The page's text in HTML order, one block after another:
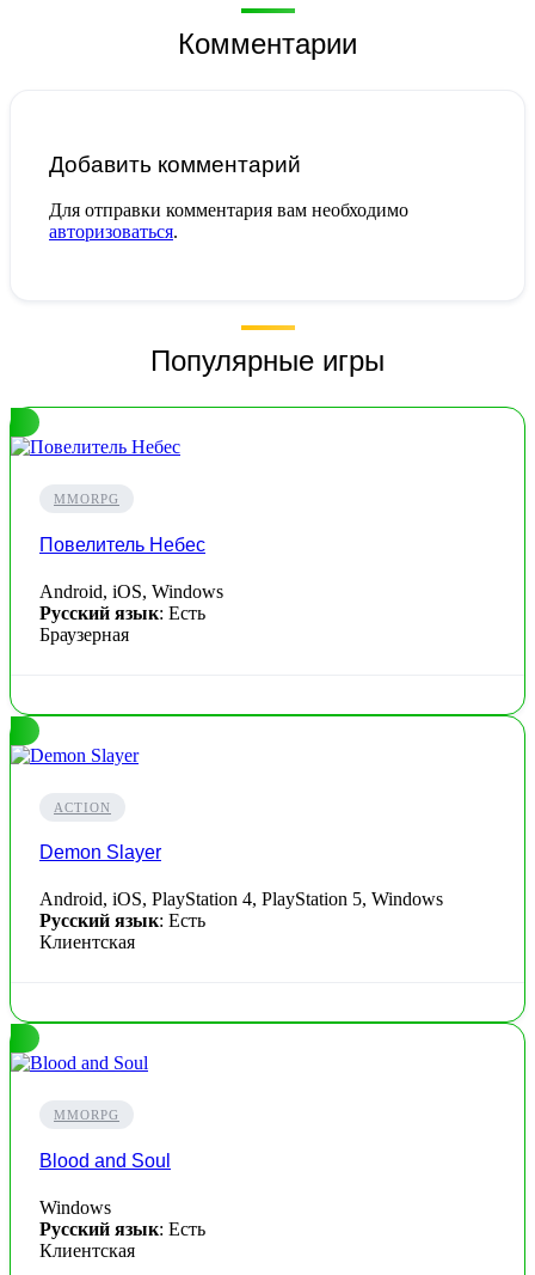
Комментарии
Добавить комментарий
Для отправки комментария вам необходимо
авторизоваться.
Популярные игры
MMORPG
Повелитель Небес
Android, iOS, Windows
Русский язык: Есть
Браузерная
ACTION
Demon Slayer
Android, iOS, PlayStation 4, PlayStation 5, Windows
Русский язык: Есть
Клиентская
MMORPG
Blood and Soul
Windows
Русский язык: Есть
Клиентская